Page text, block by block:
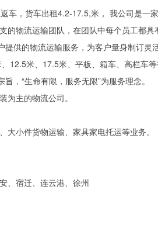
，货车出租4.2-17.5,米， 我公司是一
物流运输团队，在团队中每个员工都
供的物流运输服务，为客户量身制订灵
米、17.5米、平板、箱车、高栏车
，“生命有限，服务无限”为服务理念。
为主的物流公司。
小件货物运输、家具家电托运等业务。
、宿迁、连云港、徐州